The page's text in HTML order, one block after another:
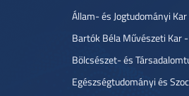
Állam- és Jogtudományi Kar
Bartók Béla Művészeti Kar
Bölcsészet- és
Egészségtudományi és